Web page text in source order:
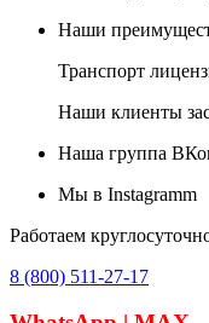
Наши
Транспорт
Наши клиенты
Наша группа
Мы в Instagramm
Работаем
8 (800) 511-27-17